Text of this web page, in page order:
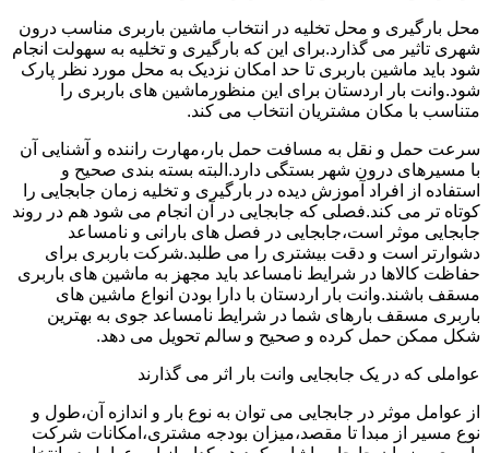
محل بارگیری و محل تخلیه در انتخاب ماشین باربری مناسب درون
شهری تاثیر می گذارد.برای این که بارگیری و تخلیه به سهولت انجام
شود باید ماشین باربری تا حد امکان نزدیک به محل مورد نظر پارک
شود.وانت بار اردستان برای این منظورماشین های باربری را
متناسب با مکان مشتریان انتخاب می کند.
سرعت حمل و نقل به مسافت حمل بار،مهارت راننده و آشنایی آن
با مسیرهای درون شهر بستگی دارد.البته بسته بندی صحیح و
استفاده از افراد آموزش دیده در بارگیری و تخلیه زمان جابجایی را
کوتاه تر می کند.فصلی که جابجایی در آن انجام می شود هم در روند
جابجایی موثر است،جابجایی در فصل های بارانی و نامساعد
دشوارتر است و دقت بیشتری را می طلبد.شرکت باربری برای
حفاظت کالاها در شرایط نامساعد باید مجهز به ماشین های باربری
مسقف باشند.وانت بار اردستان با دارا بودن انواع ماشین های
باربری مسقف بارهای شما در شرایط نامساعد جوی به بهترین
شکل ممکن حمل کرده و صحیح و سالم تحویل می دهد.
عواملی که در یک جابجایی وانت بار اثر می گذارند
از عوامل موثر در جابجایی می توان به نوع بار و اندازه آن،طول و
نوع مسیر از مبدا تا مقصد،میزان بودجه مشتری،امکانات شرکت